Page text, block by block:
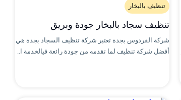
تنظيف بالبخار
تنظيف سجاد بالبخار جودة وبريق
شركة الفردوس بجدة تعتبر شركة تنظيف السجاد بجدة هي
أفضل شركة تنظيف لما تقدمه من جودة رائعة فيالخدمة ا..